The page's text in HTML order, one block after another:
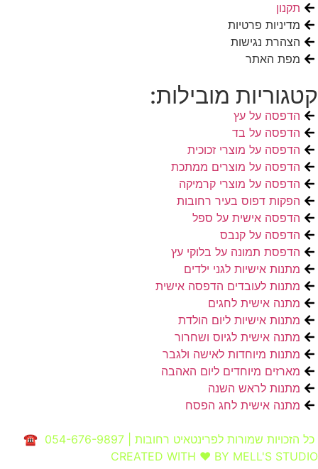
תקנון
מדיניות פרטיות
הצהרת נגישות
מפת האתר
קטגוריות מובילות:
הדפסה על עץ
הדפסה על בד
הדפסה על מוצרי זכוכית
הדפסה על מוצרים ממתכת
הדפסה על מוצרי קרמיקה
הפקות דפוס בעיר רחובות
הדפסה אישית על ספל
הדפסה על קנבס
הדפסת תמונה על בלוקי עץ
מתנות אישיות לגני ילדים
מתנות לעובדים הדפסה אישית
מתנה אישית לחגים
מתנות אישיות ליום הולדת
מתנה אישית לגיוס ושחרור
מתנות מיוחדות לאישה ולגבר
מארזים מיוחדים ליום האהבה
מתנות לראש השנה
מתנה אישית לחג הפסח
כל הזכויות שמורות לפרינטאיט רחובות | 054-676-9897 ☎
CREATED WITH ❤ BY MELL'S STUDIO​